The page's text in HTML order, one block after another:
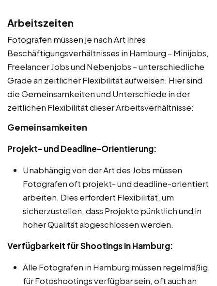
Arbeitszeiten
Fotografen müssen je nach Art ihres
Beschäftigungsverhältnisses in Hamburg – Minijobs,
Freelancer Jobs und Nebenjobs – unterschiedliche
Grade an zeitlicher Flexibilität aufweisen. Hier sind
die Gemeinsamkeiten und Unterschiede in der
zeitlichen Flexibilität dieser Arbeitsverhältnisse:
Gemeinsamkeiten
Projekt- und Deadline-Orientierung:
Unabhängig von der Art des Jobs müssen
Fotografen oft projekt- und deadline-orientiert
arbeiten. Dies erfordert Flexibilität, um
sicherzustellen, dass Projekte pünktlich und in
hoher Qualität abgeschlossen werden.
Verfügbarkeit für Shootings in Hamburg:
Alle Fotografen in Hamburg müssen regelmäßig
für Fotoshootings verfügbar sein, oft auch an